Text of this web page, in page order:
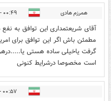
همرزم هادی ۰۰:۴۹ - ۱۴۰۱/۱۲/۲۱
آقای شریعتمداری این توافق به
مطمئن باش اگر این توافق برای
گرفت یاخیلی ساده هستی
است مخصوصا درشرایط کنونی
۰۰:۵۷ - ۱۴۰۱/۱۲/۲۱